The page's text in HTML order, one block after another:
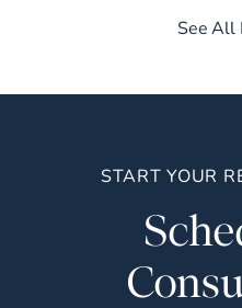
See All
START YOUR